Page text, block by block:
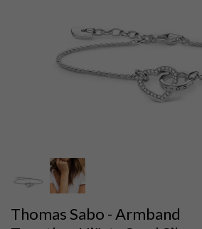
Thomas Sabo - Armband